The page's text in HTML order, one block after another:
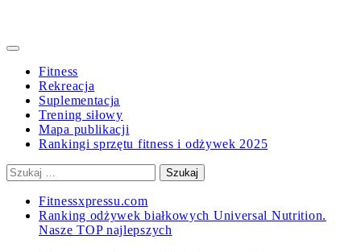
Primary
Fitness
Rekreacja
Suplementacja
Trening siłowy
Mapa publikacji
Rankingi sprzętu fitness i odżywek 2025
Szukaj:
Fitnessxpressu.com
Ranking odżywek białkowych Universal Nutrition.
Nasze TOP najlepszych